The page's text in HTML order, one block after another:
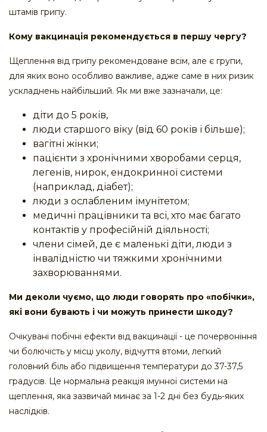
штамів грипу.
Кому вакцинація рекомендується в першу чергу?
Щеплення від грипу рекомендоване всім, але є групи,
для яких воно особливо важливе, адже саме в них ризик
ускладнень найбільший. Як ми вже зазначали, це:
діти до 5 років,
люди старшого віку (від 60 років і більше);
вагітні жінки;
пацієнти з хронічними хворобами серця,
легенів, нирок, ендокринної системи
(наприклад, діабет);
люди з ослабленим імунітетом;
медичні працівники та всі, хто має багато
контактів у професійній діяльності;
члени сімей, де є маленькі діти, люди з
інвалідністю чи тяжкими хронічними
захворюваннями.
Ми деколи чуємо, що люди говорять про «побічки»,
які вони бувають і чи можуть принести шкоду?
Очікувані побічні ефекти від вакцинації - це почервоніння
чи болючість у місці уколу, відчуття втоми, легкий
головний біль або підвищення температури до 37-37,5
градусів. Це нормальна реакція імунної системи на
щеплення, яка зазвичай минає за 1-2 дні без будь-яких
наслідків.